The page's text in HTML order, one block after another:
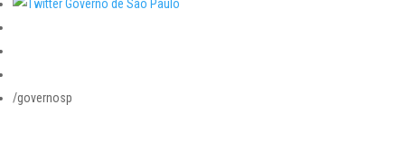
/governosp